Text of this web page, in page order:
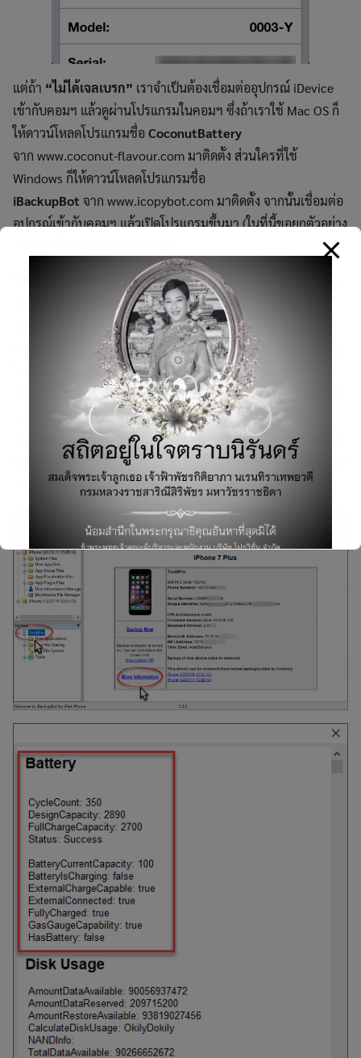
แต่ถ้า “ไม่ได้เจลเบรก” เราจำเป็นต้องเชื่อมต่ออุปกรณ์ iDevice
เข้ากับคอมฯ แล้วดูผ่านโปรแกรมในคอมฯ ซึ่งถ้าเราใช้ Mac OS ก็
ให้ดาวน์โหลดโปรแกรมชื่อ CoconutBattery
จาก www.coconut-flavour.comมาติดตั้ง ส่วนใครที่ใช้
Windows ก็ให้ดาวน์โหลดโปรแกรมชื่อ
iBackupBot จาก www.icopybot.comมาติดตั้ง จากนั้นเชื่อมต่อ
อุปกรณ์เข้ากับคอมฯ แล้วเปิดโปรแกรมขึ้นมา (ในที่นี้ขอยกตัวอย่าง
โปรแกรมจะตรวจสอบรายละเอียดของอุปกรณ์ iDevice ที่เราเชื่อม
ต่อ เมื่อพบแล้วให้คลิกที่ชื่อของอุปกรณ์ที่เราใช้ (ในที่นี้คือ
) ในกรอบ Devices ดังรูป แล้วคลิกที่More
จะปรากฏกรอบแสดงข้อมูลต่างๆของแบตเตอรี่ที่อยู่
ในตัวอุปกรณ์ของเรา จากรูป จะเห็นบรรทัดที่เขียน
CycleCountซึ่งตัวเลขนี้ก็คือ จำนวนรอบของแบตเตอรี่ลูกนี้ที่
ถูกชาร์จไปแล้วนั่นเอง (ในที่นี้คือ350ซึ่งยังต่ำกว่าค่ามาตรฐาน
ของ iPhone ที่ประมาณ 500 อยู่พอสมควร ทุกวันนี้ชานร์จไฟและ
ใช้งานได้เป็นปกติดี หลังผ่านการใช้งานมา 2 ปีกว่า ก็ถือว่าใช้งานได้
เกินคุ้มแล้วอ่ะเนอะ ^^! แฮร่!)
This will close in4seconds